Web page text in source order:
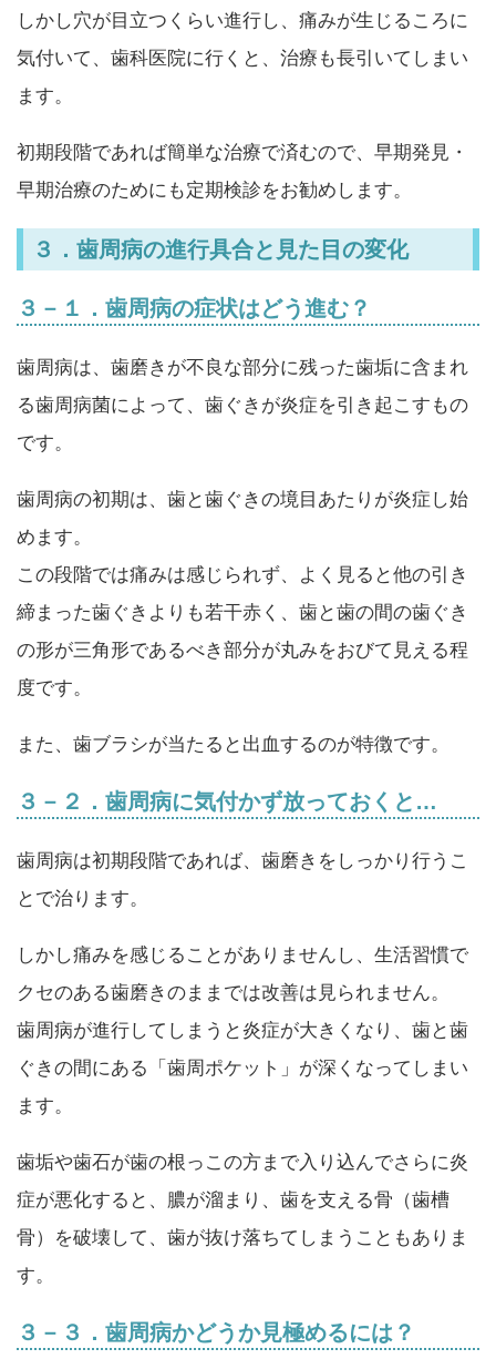
しかし穴が目立つくらい進行し、痛みが生じるころに
気付いて、歯科医院に行くと、治療も長引いてしまい
ます。
初期段階であれば簡単な治療で済むので、早期発見・
早期治療のためにも定期検診をお勧めします。
３．歯周病の進行具合と見た目の変化
３－１．歯周病の症状はどう進む？
歯周病は、歯磨きが不良な部分に残った歯垢に含まれ
る歯周病菌によって、歯ぐきが炎症を引き起こすもの
です。
歯周病の初期は、歯と歯ぐきの境目あたりが炎症し始
めます。
この段階では痛みは感じられず、よく見ると他の引き
締まった歯ぐきよりも若干赤く、歯と歯の間の歯ぐき
の形が三角形であるべき部分が丸みをおびて見える程
度です。
また、歯ブラシが当たると出血するのが特徴です。
３－２．歯周病に気付かず放っておくと…
歯周病は初期段階であれば、歯磨きをしっかり行うこ
とで治ります。
しかし痛みを感じることがありませんし、生活習慣で
クセのある歯磨きのままでは改善は見られません。
歯周病が進行してしまうと炎症が大きくなり、歯と歯
ぐきの間にある「歯周ポケット」が深くなってしまい
ます。
歯垢や歯石が歯の根っこの方まで入り込んでさらに炎
症が悪化すると、膿が溜まり、歯を支える骨（歯槽
骨）を破壊して、歯が抜け落ちてしまうこともありま
す。
３－３．歯周病かどうか見極めるには？